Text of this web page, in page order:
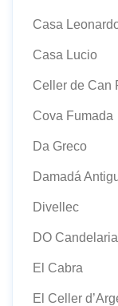
Casa
Casa Lucio
Celler de Can
Cova Fumada
Da Greco
Damadá
Divellec
DO Candelaria
El Cabra
El Celler